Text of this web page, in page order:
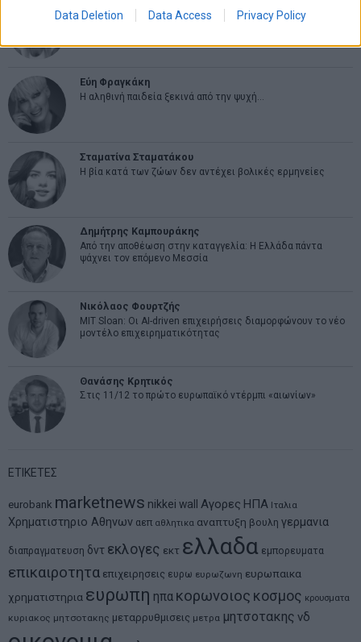
Data Deletion Data Access Privacy Policy
Ελευθερία Κούρταλη
Οι «τιμωροί» των ομολόγων επέστρεψαν
Εύη Φραγκάκη
Η αληθινή παιδεία ξεκινά από την ψυχή…
Σταματίνα Σταματάκου
Η βία κατά των ζώων δεν αντέχει βολικές ερμηνείες
Δημήτρης Καμπουράκης
Από την αποθέωση στην καταγγελία: Η Ελλάδα πάντα
ψάχνει τον επόμενο Μεσσία
Νικόλαος Φουρτζής
MIT Sloan: Οι AI-driven επιχειρήσεις διαμορφώνουν το νέο
μοντέλο επιχειρηματικότητας
Θανάσης Κρητικός
Στις 11/12 το πρώτο ευρωπαϊκό ντέρμπι «αιωνίων»
ΕΤΙΚΕΤΕΣ
eurobank marketnews nikkei wall Αγορες ΗΠΑ Ιταλια
Χρηματιστηριο Αθηνων αεπ αθλητικα αναπτυξη βουλη γερμανια
διαπραγματευση δντ εκλογες εκτ ελλαδα εμπορευματα
επικαιροτητα επιχειρησεις ευρω ευρωζωνη ευρωπαικα
χρηματιστηρια ευρωπη ηπα κορωνοιος κοσμος κρουσματα
κυριακος μητσοτακης μεταρρυθμισεις μετρα μητσοτακης νδ